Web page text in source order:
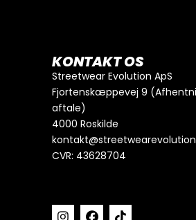
GÅ TIL BETALING
KONTAKT OS
Streetwear Evolution ApS
Fjortenskæppevej 9
aftale)
4000 Roskilde
CVR: 43628704